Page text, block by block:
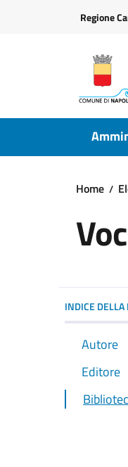
Regione
Home
INDICE DELLA
Autore
Editore